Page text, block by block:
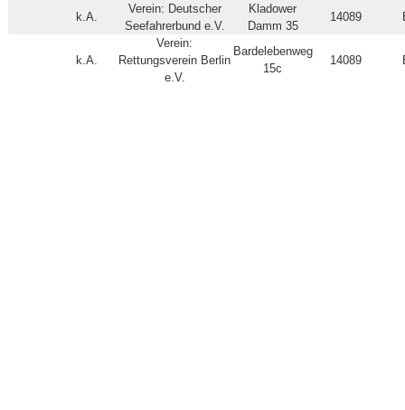
k.A.
Verein: Deutscher
Seefahrerbund e.V.
Kladower
Damm 35
14089
k.A.
Verein:
Rettungsverein Berlin
e.V.
Bardelebenweg
15c
14089